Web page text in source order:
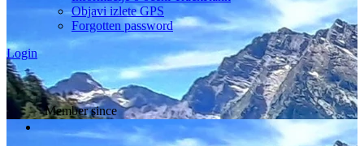
Objavi izlete GPS
Forgotten password
Login
Member since